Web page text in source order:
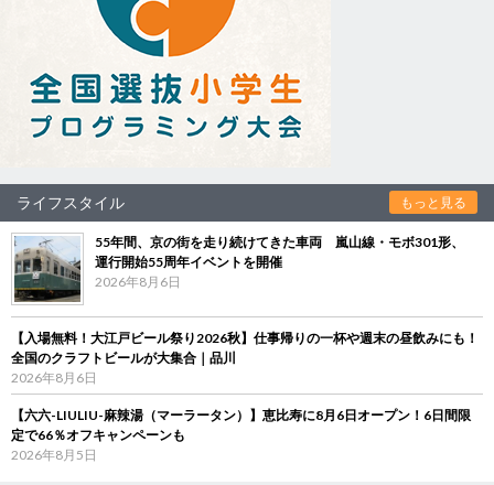
ライフスタイル もっと見る
55年間、京の街を走り続けてきた車両 嵐山線・モボ301形、
運行開始55周年イベントを開催
2026年8月6日
【入場無料！大江戸ビール祭り2026秋】仕事帰りの一杯や週末の昼飲みにも！
全国のクラフトビールが大集合｜品川
2026年8月6日
【六六-LIULIU-麻辣湯（マーラータン）】恵比寿に8月6日オープン！6日間限
定で66％オフキャンペーンも
2026年8月5日